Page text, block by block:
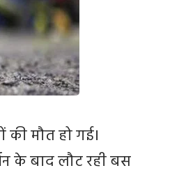
मौत हो गई।
के बाद लौट रही बस